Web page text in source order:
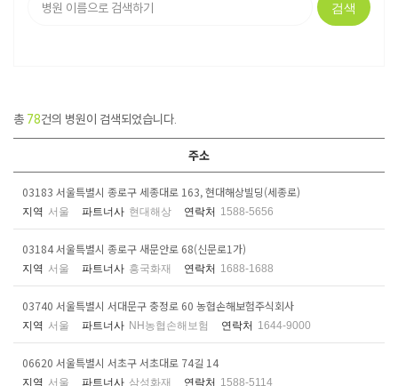
검색
총 78건의 병원이 검색되었습니다.
주소
03183 서울특별시 종로구 세종대로 163, 현대해상빌딩(세종로)
지역 서울 파트너사 현대해상 연락처 1588-5656
03184 서울특별시 종로구 새문안로 68(신문로1가)
지역 서울 파트너사 흥국화재 연락처 1688-1688
03740 서울특별시 서대문구 충정로 60 농협손해보험주식회사
지역 서울 파트너사 NH농협손해보험 연락처 1644-9000
06620 서울특별시 서초구 서초대로 74길 14
지역 서울 파트너사 삼성화재 연락처 1588-5114